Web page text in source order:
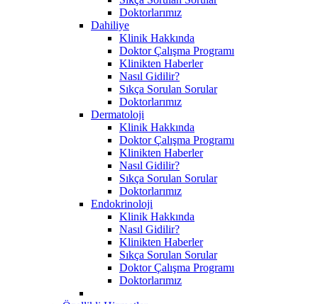
Doktorlarımız
Dahiliye
Klinik Hakkında
Doktor Çalışma Programı
Klinikten Haberler
Nasıl Gidilir?
Sıkça Sorulan Sorular
Doktorlarımız
Dermatoloji
Klinik Hakkında
Doktor Çalışma Programı
Klinikten Haberler
Nasıl Gidilir?
Sıkça Sorulan Sorular
Doktorlarımız
Endokrinoloji
Klinik Hakkında
Nasıl Gidilir?
Klinikten Haberler
Sıkça Sorulan Sorular
Doktor Çalışma Programı
Doktorlarımız